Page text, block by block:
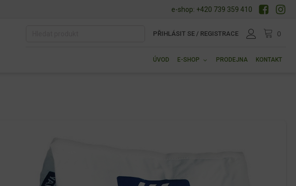
e-shop: +420 739 359 410
PŘIHLÁSIT SE / REGISTRACE
ÚVOD E-SHOP PRODEJNA KONTAKT